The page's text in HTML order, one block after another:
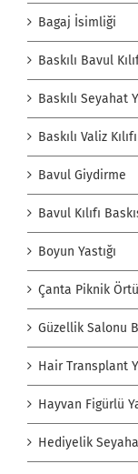
Bagaj İsimliği
Baskılı Bavul
Baskılı Seyahat
Baskılı Valiz Kılıfı
Bavul Giydirme
Bavul Kılıfı
Boyun Yastığı
Çanta Piknik
Güzellik Salonu
Hair Transplant
Hayvan Figürlü
Hediyelik